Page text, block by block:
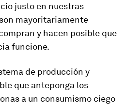
justo en nuestras
mayoritariamente
y hacen posible que
funcione.
de producción y
que anteponga los
a un consumismo ciego